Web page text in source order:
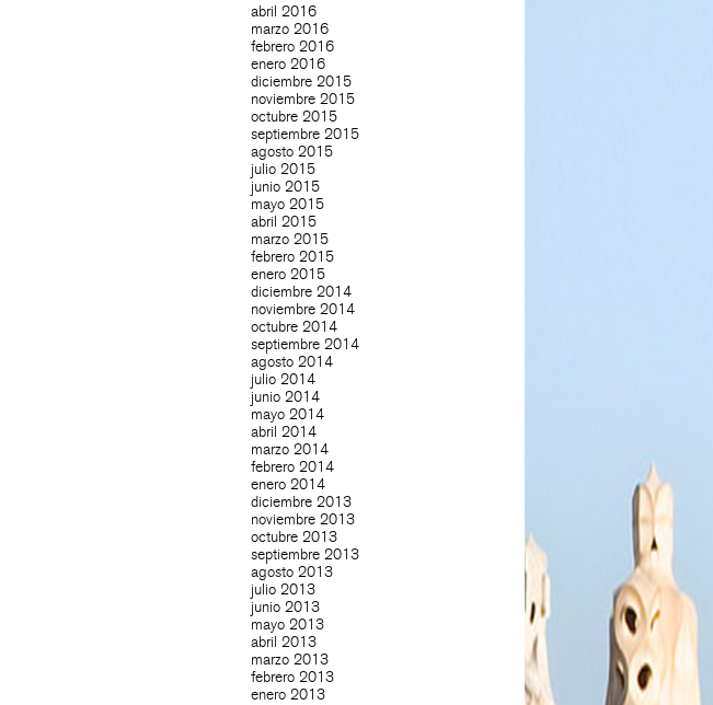
abril 2016
marzo 2016
febrero 2016
enero 2016
diciembre 2015
noviembre 2015
octubre 2015
septiembre 2015
agosto 2015
julio 2015
junio 2015
mayo 2015
abril 2015
marzo 2015
febrero 2015
enero 2015
diciembre 2014
noviembre 2014
octubre 2014
septiembre 2014
agosto 2014
julio 2014
junio 2014
mayo 2014
abril 2014
marzo 2014
febrero 2014
enero 2014
diciembre 2013
noviembre 2013
octubre 2013
septiembre 2013
agosto 2013
julio 2013
junio 2013
mayo 2013
abril 2013
marzo 2013
febrero 2013
enero 2013